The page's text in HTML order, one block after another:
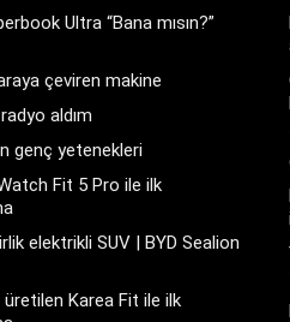
Ultra “Bana mısın?”
çeviren makine
aldım
genç yetenekleri
Fit 5 Pro ile ilk
elektrikli SUV | BYD Sealion
üretilen Karea Fit ile ilk